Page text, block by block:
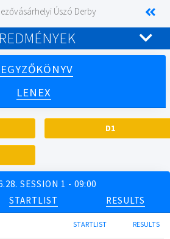
Úszó Derby
LENEX
D1
SESSION 1 - 09:00
STARTLIST RESULTS
STARTLIST RESULTS